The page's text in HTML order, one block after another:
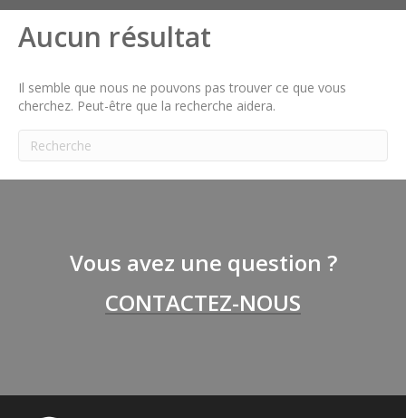
Aucun résultat
Il semble que nous ne pouvons pas trouver ce que vous
cherchez. Peut-être que la recherche aidera.
Vous avez une question ?
CONTACTEZ-NOUS